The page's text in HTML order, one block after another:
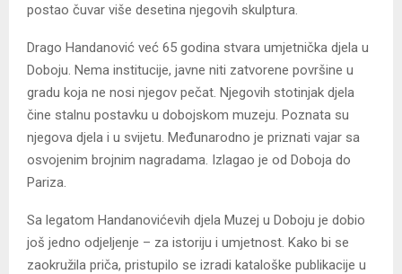
postao čuvar više desetina njegovih skulptura.
Drago Handanović već 65 godina stvara umjetnička djela u
Doboju. Nema institucije, javne niti zatvorene površine u
gradu koja ne nosi njegov pečat. Njegovih stotinjak djela
čine stalnu postavku u dobojskom muzeju. Poznata su
njegova djela i u svijetu. Međunarodno je priznati vajar sa
osvojenim brojnim nagradama. Izlagao je od Doboja do
Pariza.
Sa legatom Handanovićevih djela Muzej u Doboju je dobio
još jedno odjeljenje – za istoriju i umjetnost. Kako bi se
zaokružila priča, pristupilo se izradi kataloške publikacije u